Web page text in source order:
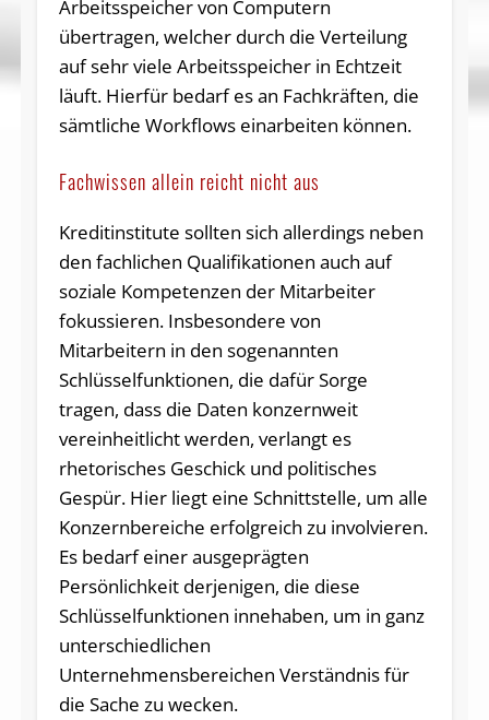
Arbeitsspeicher von Computern
übertragen, welcher durch die Verteilung
auf sehr viele Arbeitsspeicher in Echtzeit
läuft. Hierfür bedarf es an Fachkräften, die
sämtliche Workflows einarbeiten können.
Fachwissen allein reicht nicht aus
Kreditinstitute sollten sich allerdings neben
den fachlichen Qualifikationen auch auf
soziale Kompetenzen der Mitarbeiter
fokussieren. Insbesondere von
Mitarbeitern in den sogenannten
Schlüsselfunktionen, die dafür Sorge
tragen, dass die Daten konzernweit
vereinheitlicht werden, verlangt es
rhetorisches Geschick und politisches
Gespür. Hier liegt eine Schnittstelle, um alle
Konzernbereiche erfolgreich zu involvieren.
Es bedarf einer ausgeprägten
Persönlichkeit derjenigen, die diese
Schlüsselfunktionen innehaben, um in ganz
unterschiedlichen
Unternehmensbereichen Verständnis für
die Sache zu wecken.